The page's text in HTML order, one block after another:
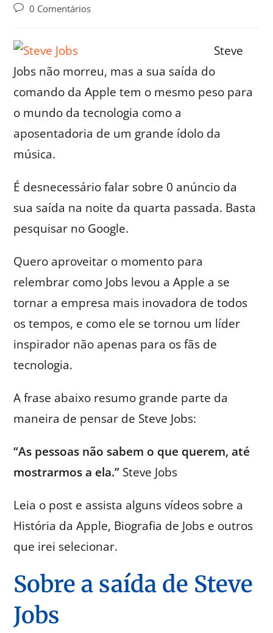
0 Comentários
Steve
Jobs não morreu, mas a sua saída do
comando da Apple tem o mesmo peso para
o mundo da tecnologia como a
aposentadoria de um grande ídolo da
música.
É desnecessário falar sobre 0 anúncio da
sua saída na noite da quarta passada. Basta
pesquisar no Google.
Quero aproveitar o momento para
relembrar como Jobs levou a Apple a se
tornar a empresa mais inovadora de todos
os tempos, e como ele se tornou um líder
inspirador não apenas para os fãs de
tecnologia.
A frase abaixo resumo grande parte da
maneira de pensar de Steve Jobs:
“As pessoas não sabem o que querem, até
mostrarmos a ela.” Steve Jobs
Leia o post e assista alguns vídeos sobre a
História da Apple, Biografia de Jobs e outros
que irei selecionar.
Sobre a saída de Steve
Jobs